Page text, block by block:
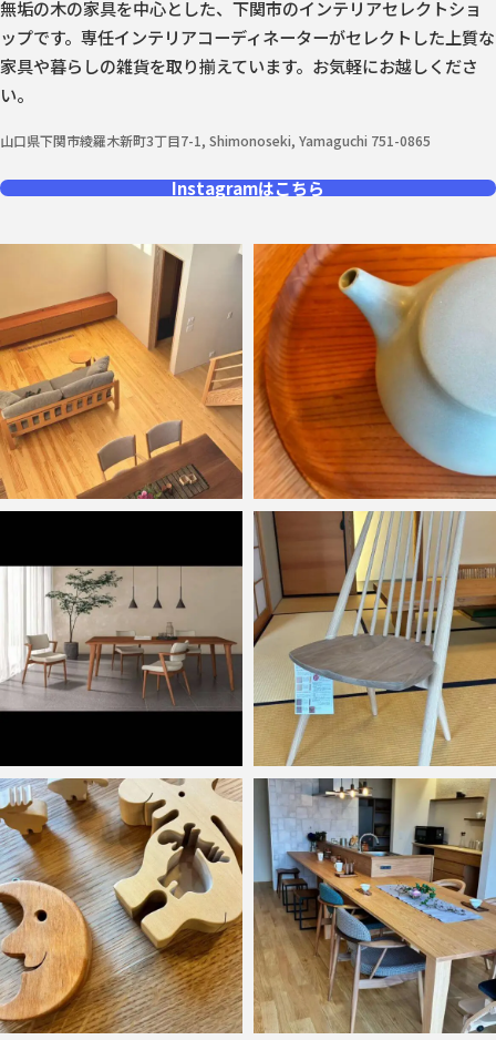
無垢の木の家具を中心とした、下関市のインテリアセレクトショ
ップです。 専任インテリアコーディネーターがセレクトした上質な
家具や暮らしの雑貨を取り揃えています。お気軽にお越しくださ
い。
山口県下関市綾羅木新町3丁目7-1, Shimonoseki, Yamaguchi 751-0865
Instagramはこちら